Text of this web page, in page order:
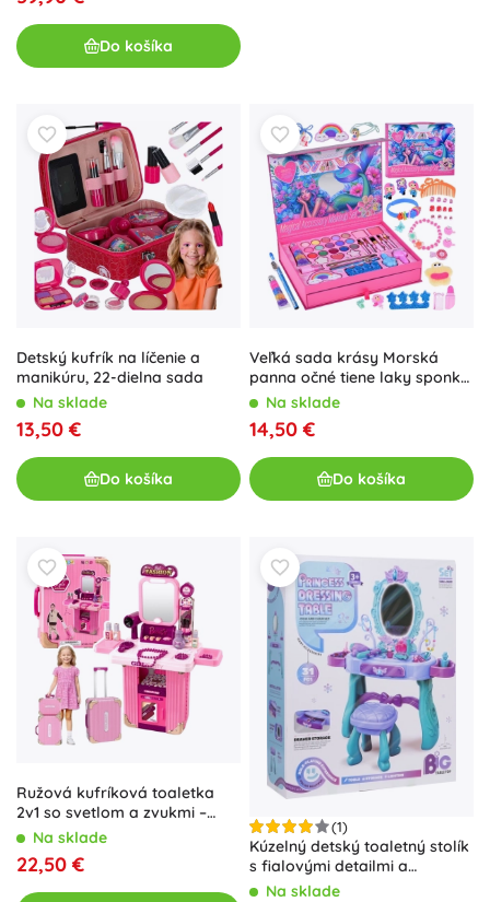
Do košíka
Detský kufrík na líčenie a
manikúru, 22-dielna sada
Na sklade
13,50 €
Do košíka
Veľká sada krásy Morská
panna očné tiene laky sponky
gumičky do vlasov
Na sklade
14,50 €
Do košíka
Ružová kufríková toaletka
2v1 so svetlom a zvukmi –
detský make-up set
Na sklade
22,50 €
(1)
Kúzelný detský toaletný stolík
s fialovými detailmi a
stoličkou
Na sklade